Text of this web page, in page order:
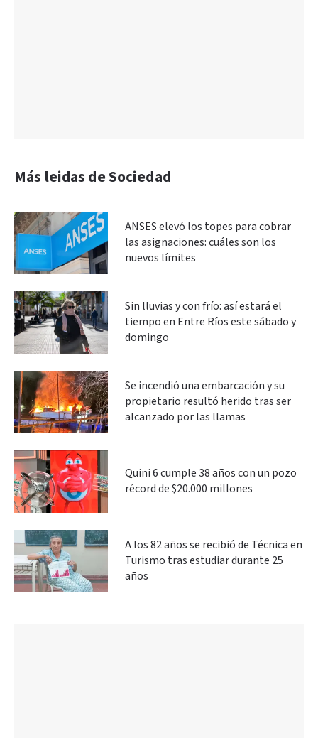
Más leidas de Sociedad
ANSES elevó los topes para cobrar
las asignaciones: cuáles son los
nuevos límites
Sin lluvias y con frío: así estará el
tiempo en Entre Ríos este sábado y
domingo
Se incendió una embarcación y su
propietario resultó herido tras ser
alcanzado por las llamas
Quini 6 cumple 38 años con un pozo
récord de $20.000 millones
A los 82 años se recibió de Técnica en
Turismo tras estudiar durante 25
años